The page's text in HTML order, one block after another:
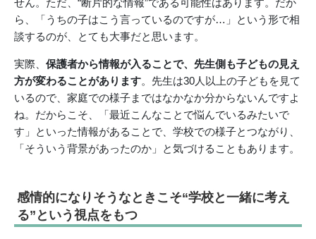
せん。ただ、“断片的な情報”である可能性はあります。だか
ら、「うちの子はこう言っているのですが…」という形で相
談するのが、とても大事だと思います。
実際、 保護者から情報が入ることで、先生側も子どもの見え
方が変わることがあります。先生は30人以上の子どもを見て
いるので、家庭での様子まではなかなか分からないんですよ
ね。だからこそ、「最近こんなことで悩んでいるみたいで
す」といった情報があることで、学校での様子とつながり、
「そういう背景があったのか」と気づけることもあります。
感情的になりそうなときこそ“学校と一緒に考え
る”という視点をもつ